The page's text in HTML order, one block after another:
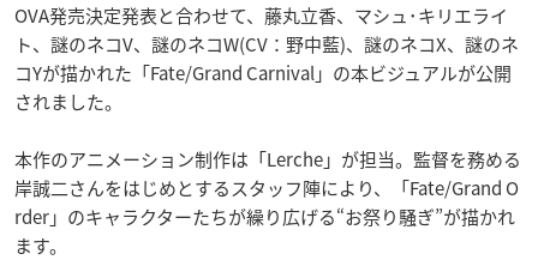
OVA発売決定発表と合わせて、藤丸立香、マシュ･キリエライ
ト、謎のネコV、謎のネコW(CV：野中藍)、謎のネコX、謎のネ
コYが描かれた「Fate/Grand Carnival」の本ビジュアルが公開
されました。
本作のアニメーション制作は「Lerche」が担当。監督を務める
岸誠二さんをはじめとするスタッフ陣により、「Fate/Grand O
rder」のキャラクターたちが繰り広げる“お祭り騒ぎ”が描かれ
ます。